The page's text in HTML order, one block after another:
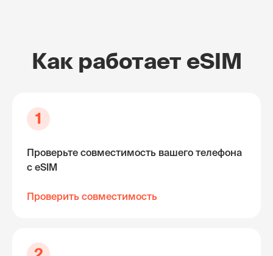
Как работает eSIM
1
Проверьте совместимость вашего телефона
с eSIM
Проверить совместимость